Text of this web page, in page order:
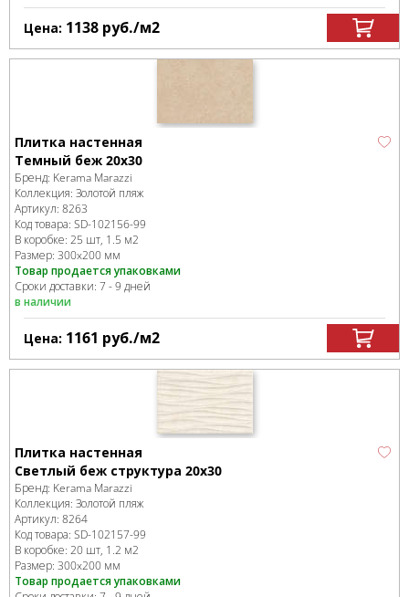
Цена: 1138 руб./м2
Плитка настенная
Темный беж 20х30
Бренд: Kerama Marazzi
Коллекция: Золотой пляж
Артикул: 8263
Код товара: SD-102156-99
В коробке: 25 шт, 1.5 м2
Размер: 300x200 мм
Товар продается упаковками
Сроки доставки: 7 - 9 дней
в наличии
Цена: 1161 руб./м2
Плитка настенная
Светлый беж структура 20х30
Бренд: Kerama Marazzi
Коллекция: Золотой пляж
Артикул: 8264
Код товара: SD-102157-99
В коробке: 20 шт, 1.2 м2
Размер: 300x200 мм
Товар продается упаковками